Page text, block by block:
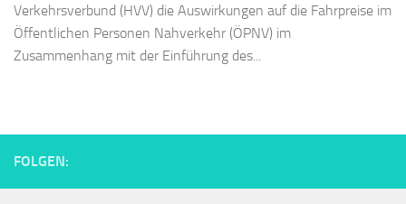
Verkehrsverbund (HVV) die Auswirkungen auf die Fahrpreise im
Öffentlichen Personen Nahverkehr (ÖPNV) im
Zusammenhang mit der Einführung des...
FOLGEN: